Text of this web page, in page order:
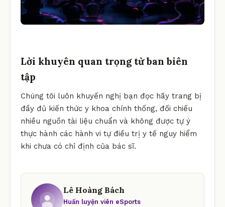
Lời khuyên quan trọng từ ban biên
tập
Chúng tôi luôn khuyến nghị bạn đọc hãy trang bị
đầy đủ kiến thức y khoa chính thống, đối chiếu
nhiều nguồn tài liệu chuẩn và không được tự ý
thực hành các hành vi tự điều trị y tế nguy hiểm
khi chưa có chỉ định của bác sĩ.
Lê Hoàng Bách
Huấn luyện viên eSports